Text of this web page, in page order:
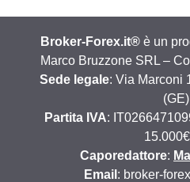
Broker-Forex.it® è un
Marco Bruzzone SRL –
Sede legale: Via Marconi
Partita IVA:
Caporedattore:
Email : broker-